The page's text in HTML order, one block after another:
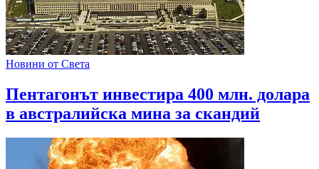
Новини от Света
Пентагонът инвестира 400 млн. долара
в австралийска мина за скандий